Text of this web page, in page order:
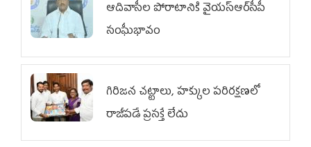
ఆదివాసీల పోరాటానికి వైయ‌స్ఆర్‌సీపీ
సంఘీభావం
గిరిజన చట్టాలు, హక్కుల పరిరక్షణలో
రాజీపడే ప్రసక్తే లేదు